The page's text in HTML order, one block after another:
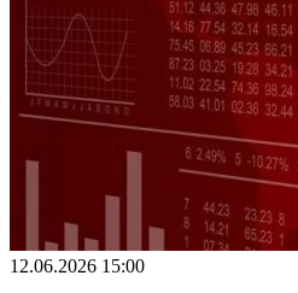
12.06.2026 15:00